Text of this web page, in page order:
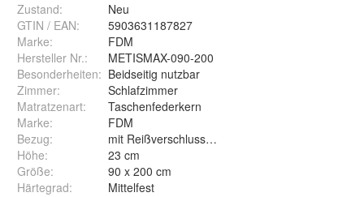
Zustand:
Neu
GTIN / EAN:
5903631187827
Marke:
FDM
Hersteller Nr.:
METISMAX-090-200
Besonderheiten: Beidseitig nutzbar
Zimmer:
Schlafzimmer
Matratzenart:
Taschenfederkern
Marke:
FDM
Bezug:
mit Reißverschluss, abnehmbar und waschbar
Höhe:
23 cm
Größe:
90 x 200 cm
Härtegrad: Mittelfest